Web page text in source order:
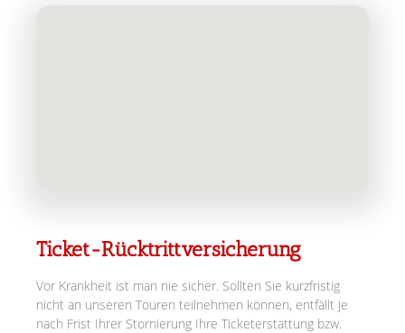
Ticket-Rücktrittversicherung
Vor Krankheit ist man nie sicher. Sollten Sie kurzfristig
nicht an unseren Touren teilnehmen können, entfällt je
nach Frist Ihrer Stornierung Ihre Ticketerstattung bzw.